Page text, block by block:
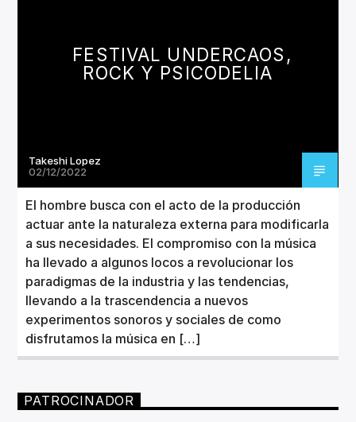
ARTISTA
Invencible Radio
FESTIVAL UNDERCAOS,
ROCK Y PSICODELIA
Takeshi Lopez
02/12/2022
El hombre busca con el acto de la producción
actuar ante la naturaleza externa para modificarla
a sus necesidades. El compromiso con la música
ha llevado a algunos locos a revolucionar los
paradigmas de la industria y las tendencias,
llevando a la trascendencia a nuevos
experimentos sonoros y sociales de como
disfrutamos la música en […]
PATROCINADOR